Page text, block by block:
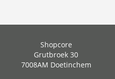
Shopcore
Grutbroek 30
7008AM Doetinchem